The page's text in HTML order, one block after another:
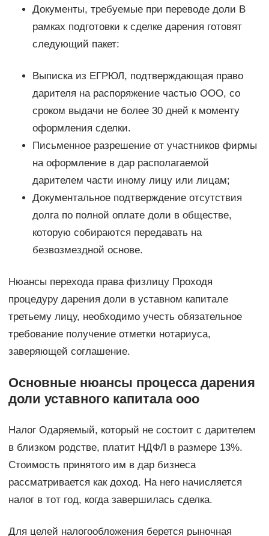
Документы, требуемые при переводе доли В
рамках подготовки к сделке дарения готовят
следующий пакет:
Выписка из ЕГРЮЛ, подтверждающая право
дарителя на распоряжение частью ООО, со
сроком выдачи не более 30 дней к моменту
оформления сделки.
Письменное разрешение от участников фирмы
на оформление в дар располагаемой
дарителем части иному лицу или лицам;
Документальное подтверждение отсутствия
долга по полной оплате доли в обществе,
которую собираются передавать на
безвозмездной основе.
Нюансы перехода права физлицу Проходя
процедуру дарения доли в уставном капитале
третьему лицу, необходимо учесть обязательное
требование получение отметки нотариуса,
заверяющей соглашение.
Основные нюансы процесса дарения
доли уставного капитала ооо
Налог Одаряемый, который не состоит с дарителем
в близком родстве, платит НДФЛ в размере 13%.
Стоимость принятого им в дар бизнеса
рассматривается как доход. На него начисляется
налог в тот год, когда завершилась сделка.
Для целей налогообложения берется рыночная